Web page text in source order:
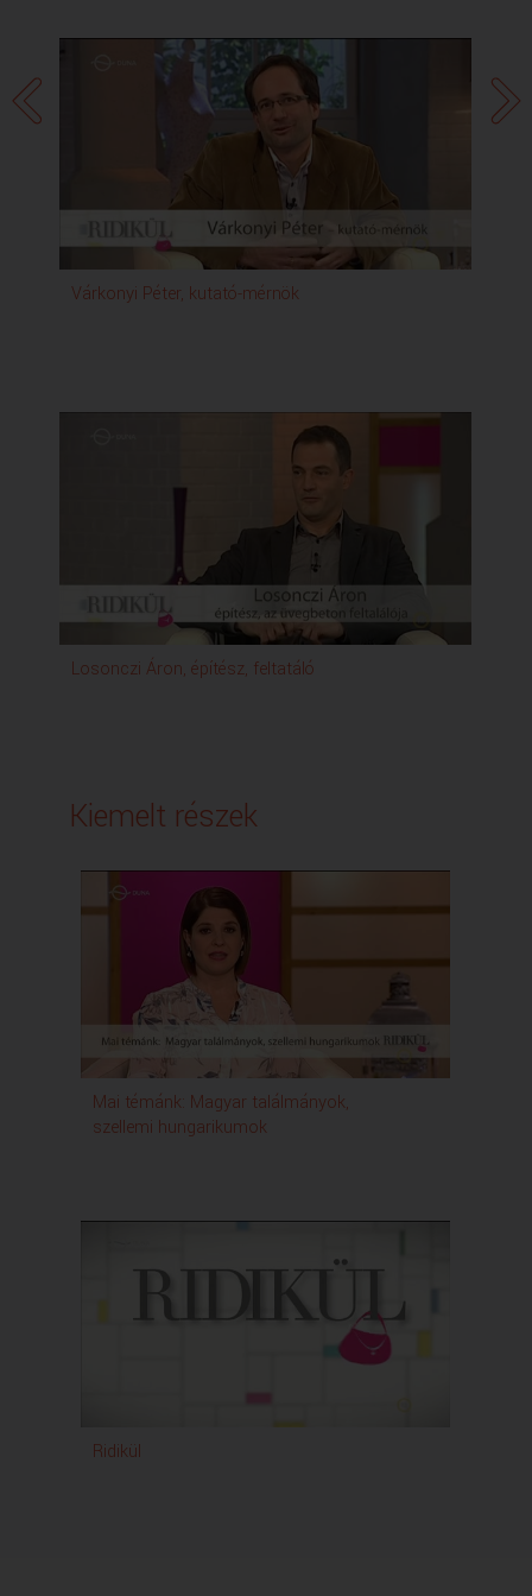
Várkonyi Péter, kutató-mérnök
Losonczi Áron, építész, feltatáló
Kiemelt részek
Mai témánk: Magyar találmányok,
szellemi hungarikumok
Ridikül